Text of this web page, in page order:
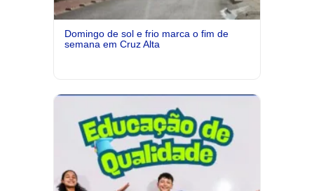
Domingo de sol e frio marca o fim de
semana em Cruz Alta